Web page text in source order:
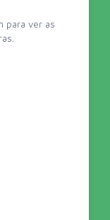
para ver as